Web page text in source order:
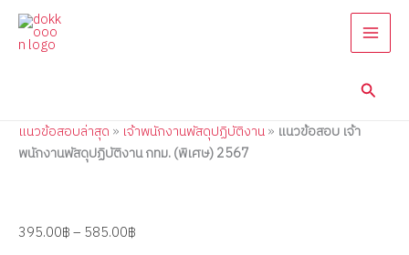
Skip
content
แนวข้อสอบล่าสุด » เจ้าพนักงานพัสดุปฏิบัติงาน» แนวข้อสอบ เจ้า
พนักงานพัสดุปฏิบัติงาน กทม. (พิเศษ) 2567
395.00฿– 585.00฿
ข้อสอบ
เจ้า
กทม.
(พิเศษ)